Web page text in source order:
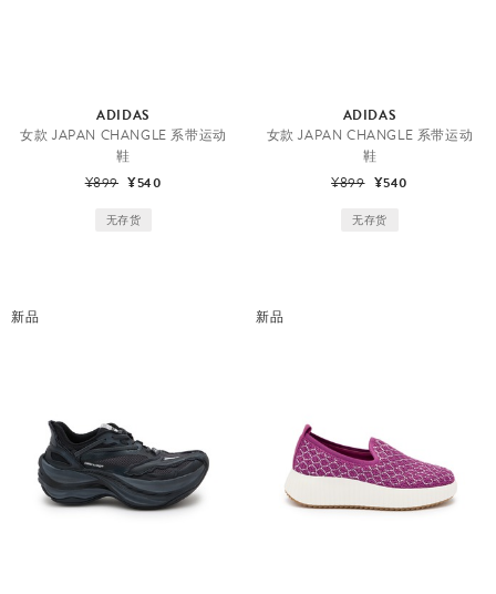
ADIDAS
女款 JAPAN CHANGLE 系带运动
鞋
¥899 ¥540
无存货
ADIDAS
女款 JAPAN CHANGLE 系带运动
鞋
¥899 ¥540
无存货
新品 新品